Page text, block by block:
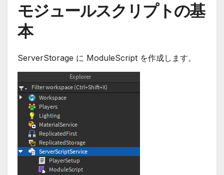
モジュールスクリプトの基
本
ServerStorage に ModuleScript を作成します。